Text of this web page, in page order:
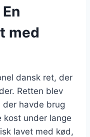
med
dansk ret, der
Retten blev
havde brug
under lange
lavet med kød,